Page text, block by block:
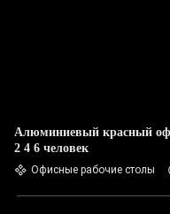
Алюминиевый красный
2 4 6 человек
Офисные рабочие столы